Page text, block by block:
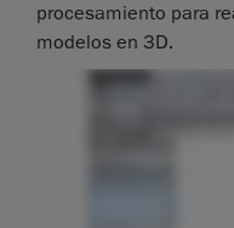
procesamiento para
modelos en 3D.